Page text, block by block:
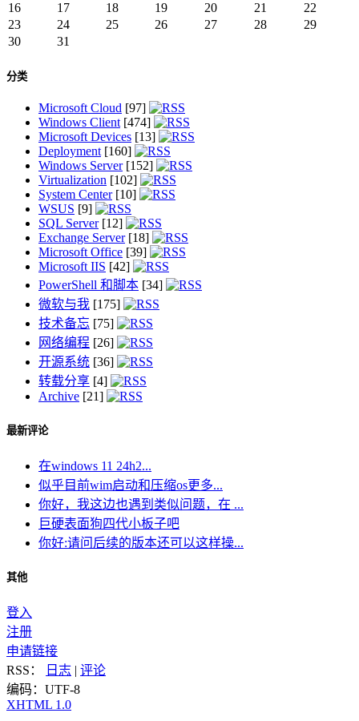
16
17 18 19 20 21
22
23
24 25 26 27 28
29
30
31
分类
Microsoft Cloud [97]
Windows Client[474]
Microsoft Devices [13]
Deployment[160]
Windows Server[152]
Virtualization [102]
System Center[10]
WSUS [9]
SQL Server[12]
Exchange Server[18]
Microsoft Office [39]
Microsoft IIS [42]
PowerShell 和脚本 [34]
微软与我 [175]
技术备忘 [75]
网络编程 [26]
开源系统 [36]
转载分享 [4]
Archive [21]
最新评论
在windows 11 24h2...
似乎目前wim启动和压缩os更多...
你好，我这边也遇到类似问题，在 ...
巨硬表面狗四代小板子吧
你好:请问后续的版本还可以这样操...
其他
登入
注册
申请链接
RSS：
日志 | 评论
编码：UTF-8
XHTML 1.0